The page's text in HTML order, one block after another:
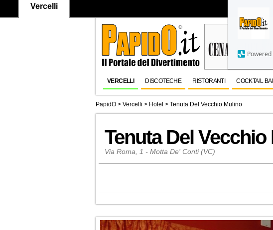
Powered
Powered
Vercelli
VERCELLI DISCOTECHE RISTORANTI COCKTAIL
PapidO > Vercelli > Hotel > Tenuta Del Vecchio Mulino
Tenuta Del Vecchio
Via Roma, 1 - Motta De' Conti (VC)